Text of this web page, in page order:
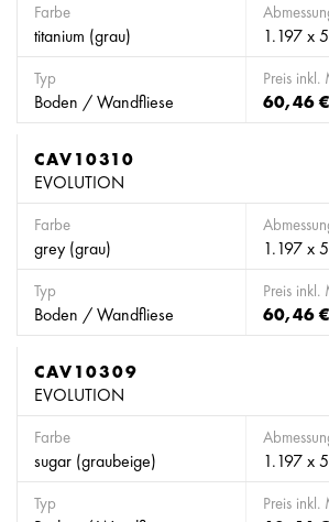
Farbe
titanium (grau) 1.197 x
Typ
Boden / Wandfliese
Preis inkl.
60,46
CAV10310
EVOLUTION
Farbe
grey (grau) 1.197 x
Typ
Boden / Wandfliese
Preis inkl.
60,46
CAV10309
EVOLUTION
Farbe
sugar (graubeige) 1.197 x
Typ Preis inkl.